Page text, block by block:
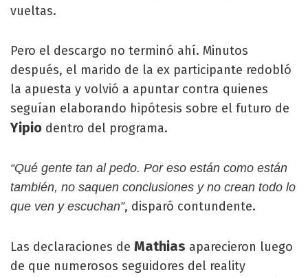
vueltas.
Pero el descargo no terminó ahí. Minutos
después, el marido de la ex participante redobló
la apuesta y volvió a apuntar contra quienes
seguían elaborando hipótesis sobre el futuro de
Yipio dentro del programa.
“Qué gente tan al pedo. Por eso están como están
también, no saquen conclusiones y no crean todo lo
que ven y escuchan”, disparó contundente.
Las declaraciones de Mathias aparecieron luego
de que numerosos seguidores del reality